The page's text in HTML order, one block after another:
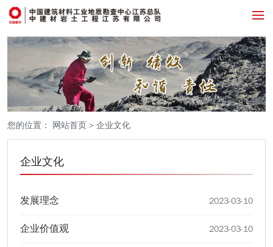
您的位置： 网站首页 > 企业文化
企业文化
发展理念 2023-03-10
企业价值观 2023-03-10